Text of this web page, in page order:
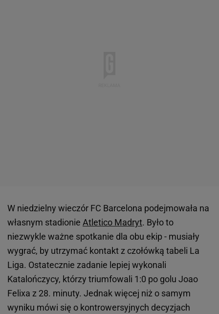
W niedzielny wieczór FC Barcelona podejmowała na
własnym stadionie Atletico Madryt. Było to
niezwykle ważne spotkanie dla obu ekip - musiały
wygrać, by utrzymać kontakt z czołówką tabeli La
Liga. Ostatecznie zadanie lepiej wykonali
Katalończycy, którzy triumfowali 1:0 po golu Joao
Felixa z 28. minuty. Jednak więcej niż o samym
wyniku mówi się o kontrowersyjnych decyzjach